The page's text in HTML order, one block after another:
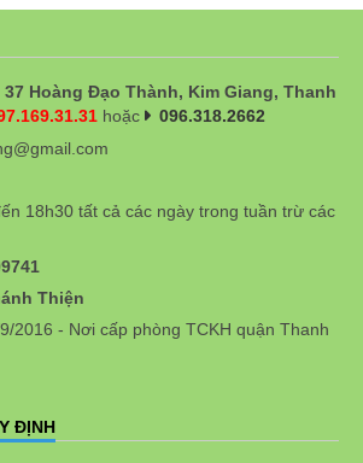
Hoàng Đạo Thành, Kim Giang, Thanh
hoặc
096.318.2662
18h30 tất cả các ngày trong tuần trừ các
Thiện
2016 - Nơi cấp phòng TCKH quận Thanh
ĐỊNH